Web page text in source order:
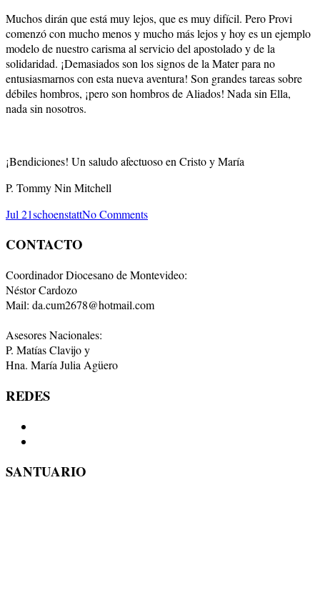
Muchos dirán que está muy lejos, que es muy difícil. Pero Provi
comenzó con mucho menos y mucho más lejos y hoy es un ejemplo
modelo de nuestro carisma al servicio del apostolado y de la
solidaridad. ¡Demasiados son los signos de la Mater para no
entusiasmarnos con esta nueva aventura! Son grandes tareas sobre
débiles hombros, ¡pero son hombros de Aliados! Nada sin Ella,
nada sin nosotros.
¡Bendiciones! Un saludo afectuoso en Cristo y María
P. Tommy Nin Mitchell
Jul 21schoenstattNo Comments
CONTACTO
Coordinador Diocesano de Montevideo:
Néstor Cardozo
Mail: da.cum2678@hotmail.com
Asesores Nacionales:
P. Matías Clavijo y
Hna. María Julia Agüero
REDES
SANTUARIO